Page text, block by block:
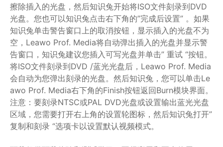
擦除插入的光盘，然后知识兔开始将ISO文件刻录到DVD
光盘。您也可以知识兔点击右下角的”完成后设置” 。如果
知识兔单击警告窗口上的取消按钮，显示插入的光盘不为
空，Leawo Prof. Media将自动弹出插入的光盘并显示警
告窗口，知识兔建议您插入可写光盘并单击” 重试 “按钮。
将ISO文件刻录到DVD /蓝光光盘后，Leawo Prof. Media
会自动为您弹出刻录的光盘。然后知识兔，您可以单击Le
awo Prof. Media右下角的Finish按钮返回Burn模块界面。
注意：要刻录NTSC或PAL DVD光盘或设置输出蓝光光盘
区域，您需要打开右上角的设置轮图标，然后知识兔打开”
复制和刻录 “选项卡以设置默认视频模式。